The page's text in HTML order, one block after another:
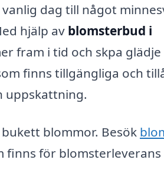
dag till något
hjälp av blomsterbud i
fram i tid och skpa glädje
finns tillgängliga och
uppskattning.
blommor. Besök
finns för blomsterleverans